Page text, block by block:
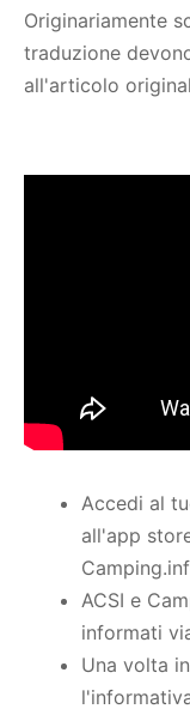
Originariamente
traduzione
all'articolo
Accedi al
all'app
ACSI e
informati
Una volta